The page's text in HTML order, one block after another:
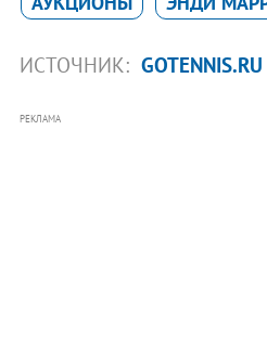
ИСТОЧНИК: GOTENNIS.RU
РЕКЛАМА